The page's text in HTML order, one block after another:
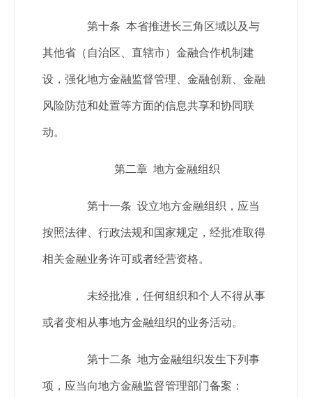
第十条 本省推进长三角区域以及与
其他省（自治区、直辖市）金融合作机制建
设，强化地方金融监督管理、金融创新、金融
风险防范和处置等方面的信息共享和协同联
动。
第二章 地方金融组织
第十一条 设立地方金融组织，应当
按照法律、行政法规和国家规定，经批准取得
相关金融业务许可或者经营资格。
未经批准，任何组织和个人不得从事
或者变相从事地方金融组织的业务活动。
第十二条 地方金融组织发生下列事
项，应当向地方金融监督管理部门备案：